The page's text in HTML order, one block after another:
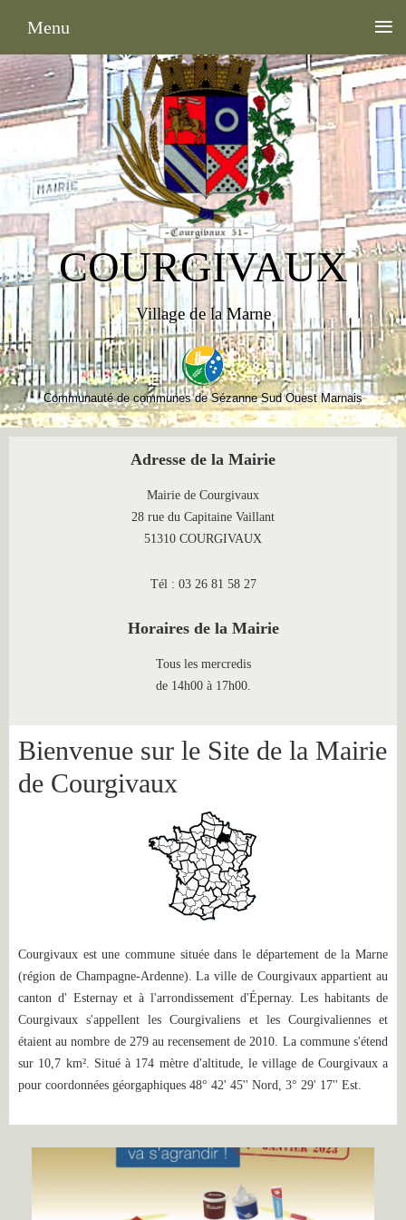
COURGIVAUX
Village de la Marne
Communauté de communes de Sézanne Sud Ouest Marnais
Adresse de la Mairie
Mairie de Courgivaux
28 rue du Capitaine Vaillant
51310 COURGIVAUX
Tél : 03 26 81 58 27
Horaires de la Mairie
Tous les mercredis
de 14h00 à 17h00.
Bienvenue sur le Site de la Mairie
de Courgivaux
Courgivaux est une commune située dans le département de la Marne
(région de Champagne-Ardenne). La ville de Courgivaux appartient au
canton d' Esternay et à l'arrondissement d'Épernay. Les habitants de
Courgivaux s'appellent les Courgivaliens et les Courgivaliennes et
étaient au nombre de 279 au recensement de 2010. La commune s'étend
sur 10,7 km². Situé à 174 mètre d'altitude, le village de Courgivaux a
pour coordonnées géorgaphiques 48° 42' 45'' Nord, 3° 29' 17'' Est.
Menu ≡